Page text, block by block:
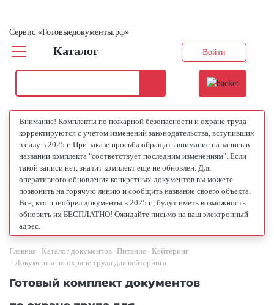
Сервис «Готовыедокументы.рф»
Каталог Войти
Внимание! Комплекты по пожарной безопасности и охране труда
корректируются с учетом изменений законодательства, вступивших
в силу в 2025 г. При заказе просьба обращать внимание на запись в
названии комплекта "соответствует последним изменениям". Если
такой записи нет, значит комплект еще не обновлен. Для
оперативного обновления конкретных документов вы можете
позвонить на горячую линию и сообщить название своего объекта.
Все, кто приобрел документы в 2025 г., будут иметь возможность
обновить их БЕСПЛАТНО! Ожидайте письмо на ваш электронный
адрес.
Главная Каталог документов Питание
Кейтеринг
Документы по охране труда для кейтеринга
Готовый комплект документов